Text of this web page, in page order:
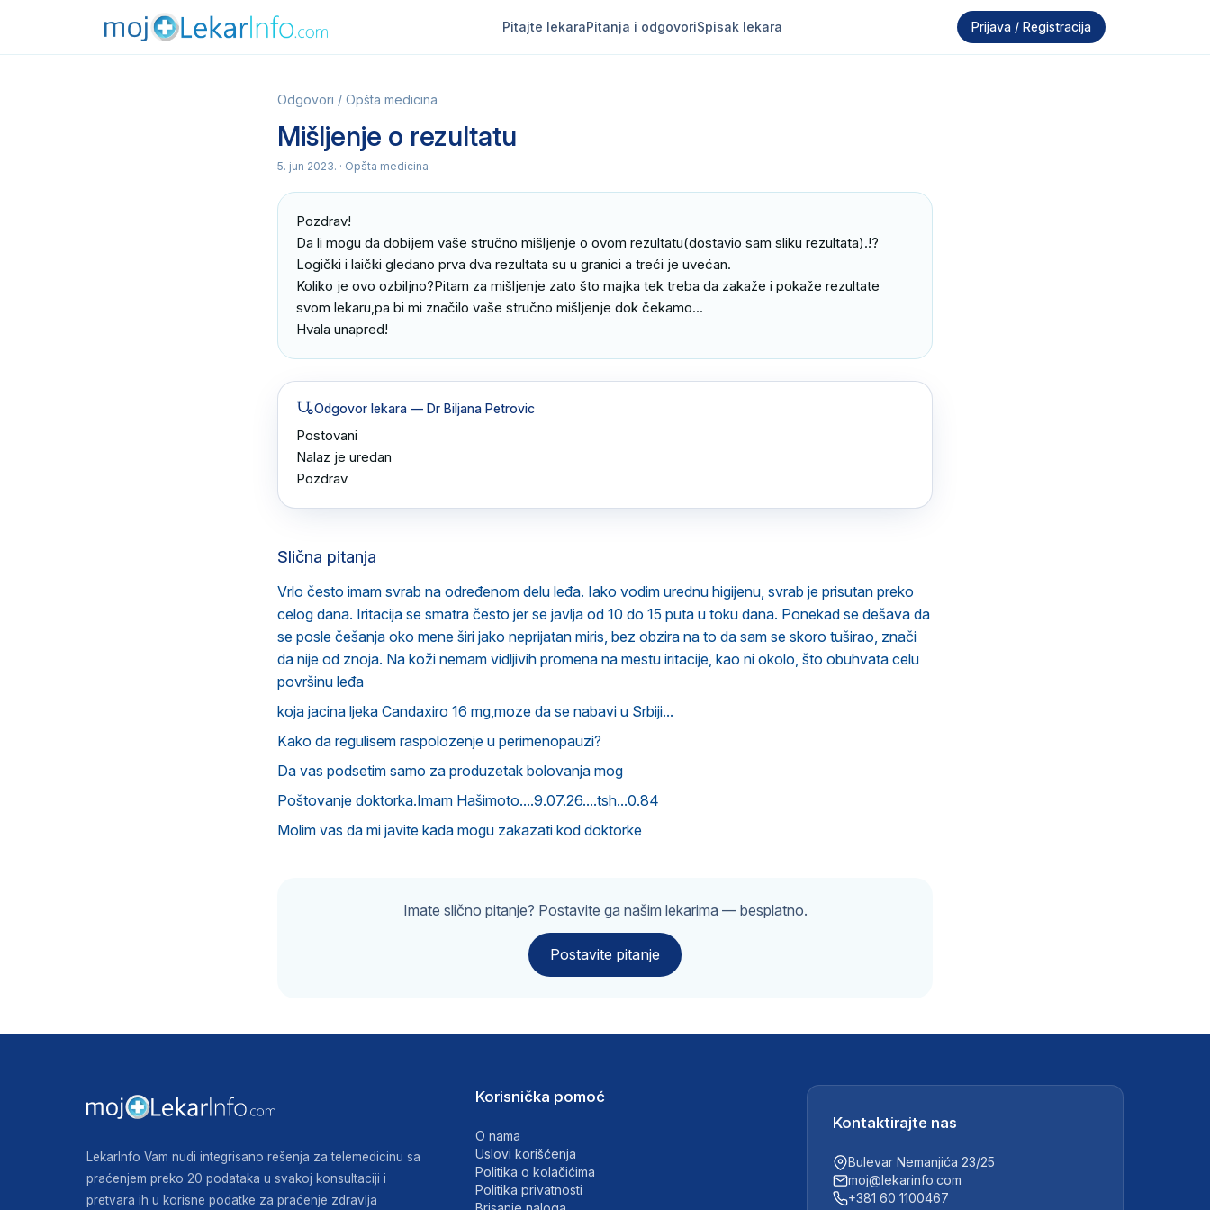
Pitajte lekaraPitanja i odgovoriSpisak lekara Prijava / Registracija
Odgovori / Opšta medicina
Mišljenje o rezultatu
5. jun 2023. · Opšta medicina
Pozdrav!
Da li mogu da dobijem vaše stručno mišljenje o ovom rezultatu(dostavio sam sliku rezultata).!?
Logički i laički gledano prva dva rezultata su u granici a treći je uvećan.
Koliko je ovo ozbiljno?Pitam za mišljenje zato što majka tek treba da zakaže i pokaže rezultate
svom lekaru,pa bi mi značilo vaše stručno mišljenje dok čekamo...
Hvala unapred!
Odgovor lekara — Dr Biljana Petrovic
Postovani
Nalaz je uredan
Pozdrav
Slična pitanja
Vrlo često imam svrab na određenom delu leđa. Iako vodim urednu higijenu, svrab je prisutan preko
celog dana. Iritacija se smatra često jer se javlja od 10 do 15 puta u toku dana. Ponekad se dešava da
se posle češanja oko mene širi jako neprijatan miris, bez obzira na to da sam se skoro tuširao, znači
da nije od znoja. Na koži nemam vidljivih promena na mestu iritacije, kao ni okolo, što obuhvata celu
površinu leđa
koja jacina ljeka Candaxiro 16 mg,moze da se nabavi u Srbiji...
Kako da regulisem raspolozenje u perimenopauzi?
Da vas podsetim samo za produzetak bolovanja mog
Poštovanje doktorka.Imam Hašimoto....9.07.26....tsh...0.84
Molim vas da mi javite kada mogu zakazati kod doktorke
Imate slično pitanje? Postavite ga našim lekarima — besplatno.
Postavite pitanje
LekarInfo Vam nudi integrisano rešenja za telemedicinu sa
praćenjem preko 20 podataka u svakoj konsultaciji i
pretvara ih u korisne podatke za praćenje zdravlja
Korisnička pomoć
O nama
Uslovi korišćenja
Politika o kolačićima
Politika privatnosti
Kontaktirajte nas
Bulevar Nemanjića 23/25
moj@lekarinfo.com
+381 60 1100467